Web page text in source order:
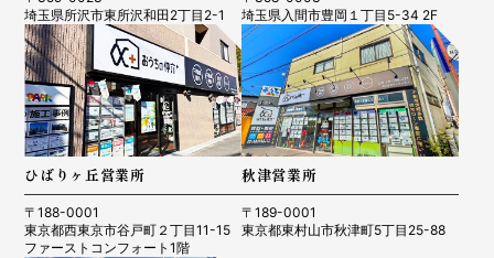
埼玉県所沢市東所沢和田2丁目2-1
埼玉県入間市豊岡１丁目5-34 2F
ひばりヶ丘営業所
〒188-0001
東京都西東京市谷戸町２丁目11-15
ファーストコンフォート1階
秋津営業所
〒189-0001
東京都東村山市秋津町5丁目25-88